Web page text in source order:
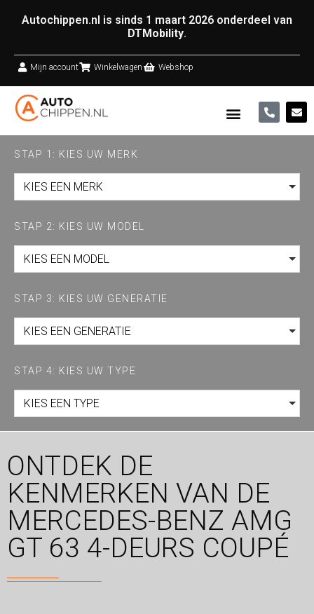
Autochippen.nl is sinds 1 maart 2026 onderdeel van
DTMobility.
Mijn account Winkelwagen Webshop
STAP 1: KIES UW MERK
KIES EEN MERK
STAP 2: KIES UW MODEL
KIES EEN MODEL
STAP 3: KIES UW GENERATIE
KIES EEN GENERATIE
STAP 4: KIES UW TYPE
KIES EEN TYPE
ONTDEK DE
KENMERKEN VAN DE
MERCEDES-BENZ AMG
GT 63 4-DEURS COUPÉ